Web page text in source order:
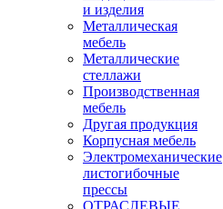
и изделия
Металлическая
мебель
Металлические
стеллажи
Производственная
мебель
Другая продукция
Корпусная мебель
Электромеханические
листогибочные
прессы
ОТРАСЛЕВЫЕ